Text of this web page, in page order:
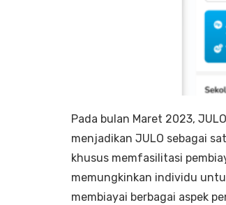
Pada bulan Maret 2023,
menjadikan JULO sebagai
khusus memfasilitasi
memungkinkan individu
membiayai berbagai aspek